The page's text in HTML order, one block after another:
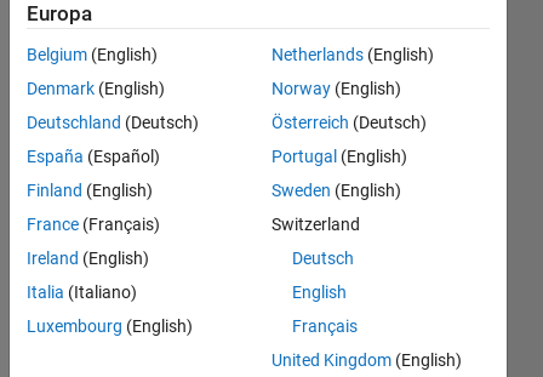
GA (Genetic
Algorithm)?
Please and
thank you.
rovan
refaat
27 Dic
2020
Risposte
Europa
Belgium (English)
Denmark (English)
Deutschland (Deutsch)
España (Español)
Finland (English)
France (Français)
Ireland (English)
Italia (Italiano)
Luxembourg (English)
Netherlands(English)
Norway(English)
Österreich (Deutsch)
Portugal (English)
Sweden (English)
Switzerland
Deutsch
English
Français
United Kingdom(English)